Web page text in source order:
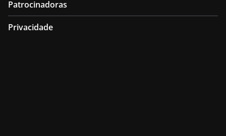
Patrocinadoras
Privacidade